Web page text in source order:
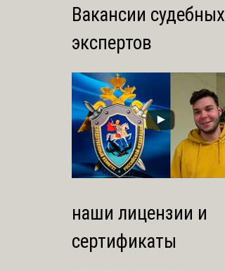
Вакансии судебных
экспертов
наши лицензии и
сертификаты